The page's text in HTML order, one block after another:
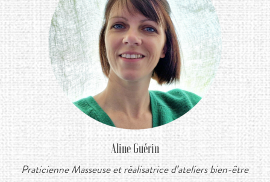
Aline Guérin
Praticienne Masseuse et réalisatrice d’ateliers bien-être